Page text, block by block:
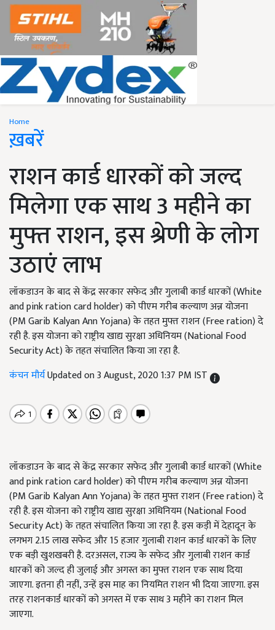
Home
ख़बरें
राशन कार्ड धारकों को जल्द
मिलेगा एक साथ 3 महीने का
मुफ्त राशन, इस श्रेणी के लोग
उठाएं लाभ
लॉकडाउन के बाद से केंद्र सरकार सफेद और गुलाबी कार्ड धारकों (White
and pink ration card holder) को पीएम गरीब कल्याण अन्न योजना
(PM Garib Kalyan Ann Yojana) के तहत मुफ्त राशन (Free ration) दे
रही है. इस योजना को राष्ट्रीय खाद्य सुरक्षा अधिनियम (National Food
Security Act) के तहत संचालित किया जा रहा है.
कंचन मौर्यUpdated on 3 August, 2020 1:37 PM IST
लॉकडाउन के बाद से केंद्र सरकार सफेद और गुलाबी कार्ड धारकों (White
and pink ration card holder) को पीएम गरीब कल्याण अन्न योजना
(PM Garib Kalyan Ann Yojana) के तहत मुफ्त राशन (Free ration) दे
रही है. इस योजना को राष्ट्रीय खाद्य सुरक्षा अधिनियम (National Food
Security Act) के तहत संचालित किया जा रहा है. इस कड़ी में देहादून के
लगभग 2.15 लाख सफेद और 15 हजार गुलाबी राशन कार्ड धारकों के लिए
एक बड़ी खुशखबरी है. दरअसल, राज्य के सफेद और गुलाबी राशन कार्ड
धारकों को जल्द ही जुलाई और अगस्त का मुफ्त राशन एक साथ दिया
जाएगा. इतना ही नहीं, उन्हें इस माह का नियमित राशन भी दिया जाएगा. इस
तरह राशनकार्ड धारकों को अगस्त में एक साथ 3 महीने का राशन मिल
जाएगा.